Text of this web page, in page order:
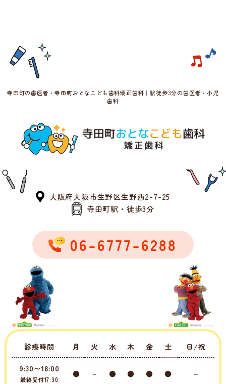
寺田町の歯医者・寺田町おとなこども歯科矯正歯科｜駅徒歩3分の歯医者・小児
歯科
大阪府大阪市生野区生野西2-7-25
寺田町駅・徒歩3分
06-6777-6288
診療時間 月 火 水 木 金 土 日/祝
9:30〜18:00
最終受付17:30
● － ● ● ● ● －